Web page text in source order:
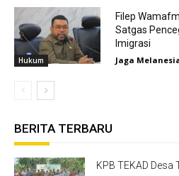
Hukum
Filep
Satgas
Imigrasi
Jaga
BERITA TERBARU
KPB TEKAD